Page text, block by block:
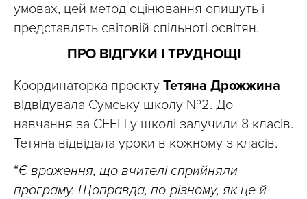
умовах, цей метод оцінювання опишуть і
представлять світовій спільноті освітян.
ПРО ВІДГУКИ І ТРУДНОЩІ
Координаторка проєкту Тетяна Дрожжина
відвідувала Сумську школу №2. До
навчання за СЕЕН у школі залучили 8 класів.
Тетяна відвідала уроки в кожному з класів.
“Є враження, що вчителі сприйняли
програму. Щоправда, по-різному, як це й